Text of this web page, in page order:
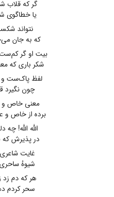
گر که
یا خطاگوی
نتواند
که به جان
بیت او گر
شکر باری که
لفظ پاک‌ست و
چون نگیرد
معنی خاص و
برده از خاص و
الله الله!
در پذیرش که
غایت
شیوهٔ
هر که دم زد
سحر کردم